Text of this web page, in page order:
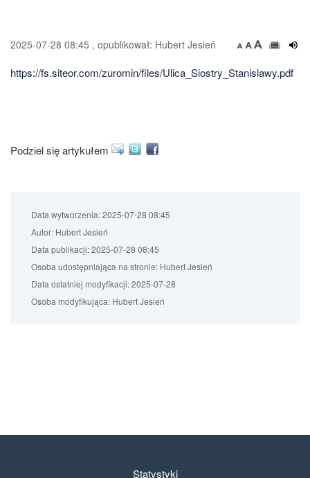
2025-07-28 08:45 , opublikował: Hubert Jesień
https://fs.siteor.com/zuromin/files/Ulica_Siostry_Stanislawy.pdf
Podziel się artykułem
Data wytworzenia:2025-07-28 08:45
Autor: Hubert Jesień
Data publikacji:2025-07-28 08:45
Osoba udostępniająca na stronie: Hubert Jesień
Data ostatniej modyfikacji:2025-07-28
Osoba modyfikująca: Hubert Jesień
Statystyki